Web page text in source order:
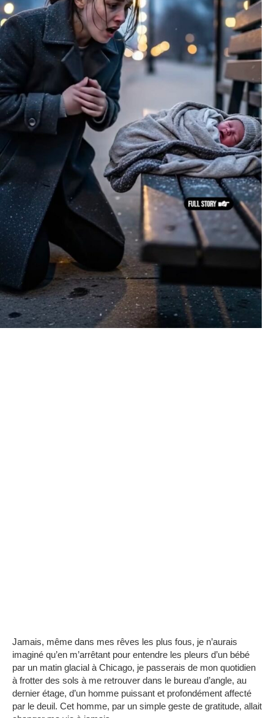
Jamais, même dans mes rêves les plus fous, je n’aurais
imaginé qu’en m’arrêtant pour entendre les pleurs d’un bébé
par un matin glacial à Chicago, je passerais de mon quotidien
à frotter des sols à me retrouver dans le bureau d’angle, au
dernier étage, d’un homme puissant et profondément affecté
par le deuil. Cet homme, par un simple geste de gratitude, allait